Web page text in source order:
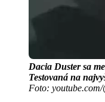
Dacia Duster sa
Testovaná na
Foto: